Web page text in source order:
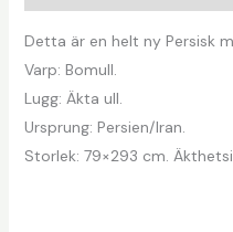
Detta är en helt ny Persisk
Varp: Bomull.
Lugg: Äkta ull.
Ursprung: Persien/Iran.
Storlek: 79×293 cm.